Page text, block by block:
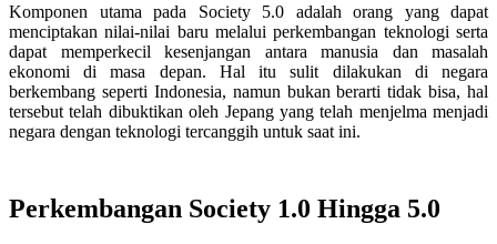
Komponen utama pada Society 5.0 adalah orang yang dapat
menciptakan nilai-nilai baru melalui perkembangan teknologi serta
dapat memperkecil kesenjangan antara manusia dan masalah
ekonomi di masa depan. Hal itu sulit dilakukan di negara
berkembang seperti Indonesia, namun bukan berarti tidak bisa, hal
tersebut telah dibuktikan oleh Jepang yang telah menjelma menjadi
negara dengan teknologi tercanggih untuk saat ini.
Perkembangan Society 1.0 Hingga 5.0